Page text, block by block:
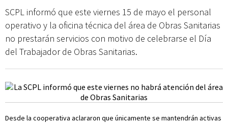
SCPL informó que este viernes 15 de mayo el personal
operativo y la oficina técnica del área de Obras Sanitarias
no prestarán servicios con motivo de celebrarse el Día
del Trabajador de Obras Sanitarias.
Desde la cooperativa aclararon que únicamente se mantendrán activas